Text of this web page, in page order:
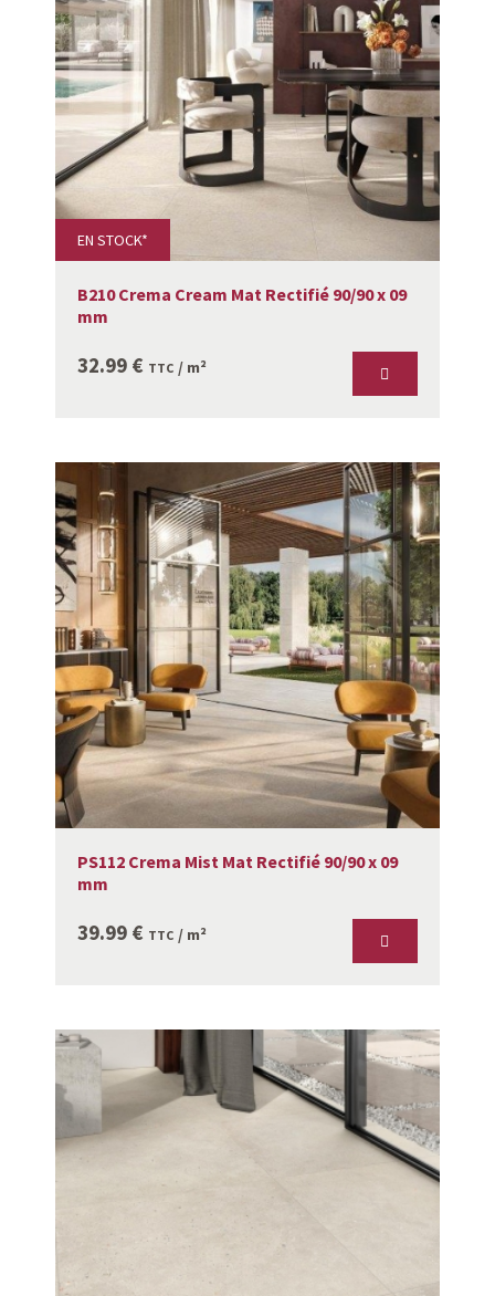
EN STOCK*
B210 Crema Cream Mat Rectifié 90/90 x 09
mm
32.99 € TTC / m²
PS112 Crema Mist Mat Rectifié 90/90 x 09
mm
39.99 € TTC / m²